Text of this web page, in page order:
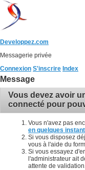
Developpez.com
Messagerie privée
Connexion S'inscrire Index
Message
Vous devez avoir
connecté pour
Vous n'avez pas
en quelques
Si vous disposez
vous à l'aide du
Si vous essayez
l'administrateur ait
attente de validation.